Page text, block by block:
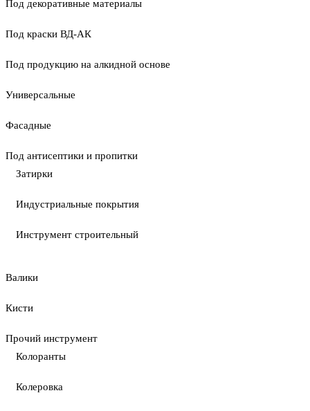
Под декоративные материалы
Под краски ВД-АК
Под продукцию на алкидной основе
Универсальные
Фасадные
Под антисептики и пропитки
Затирки
Индустриальные покрытия
Инструмент строительный
Валики
Кисти
Прочий инструмент
Колоранты
Колеровка